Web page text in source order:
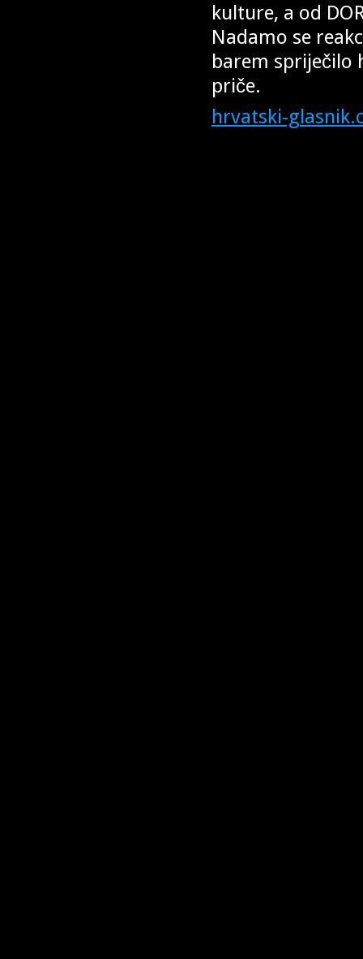
kulture, a od
Nadamo se
barem spriječilo
priče.
hrvatski-